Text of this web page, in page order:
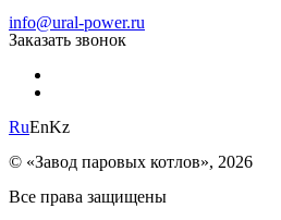
info@ural-power.ru
Заказать звонок
RuEnKz
© «Завод паровых котлов», 2026
Все права защищены